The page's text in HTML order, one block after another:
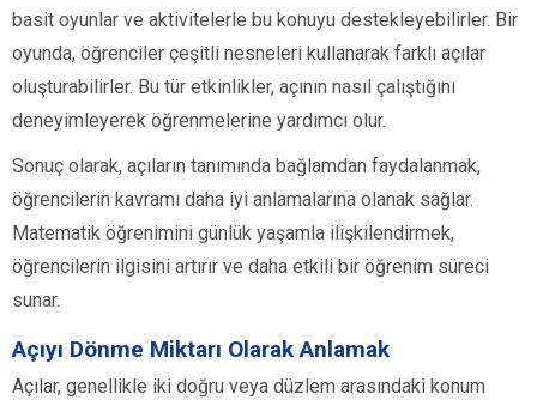
basit oyunlar ve aktivitelerle bu konuyu destekleyebilirler. Bir
oyunda, öğrenciler çeşitli nesneleri kullanarak farklı açılar
oluşturabilirler. Bu tür etkinlikler, açının nasıl çalıştığını
deneyimleyerek öğrenmelerine yardımcı olur.
Sonuç olarak, açıların tanımında bağlamdan faydalanmak,
öğrencilerin kavramı daha iyi anlamalarına olanak sağlar.
Matematik öğrenimini günlük yaşamla ilişkilendirmek,
öğrencilerin ilgisini artırır ve daha etkili bir öğrenim süreci
sunar.
Açıyı Dönme Miktarı Olarak Anlamak
Açılar, genellikle iki doğru veya düzlem arasındaki konum